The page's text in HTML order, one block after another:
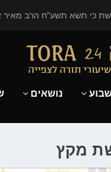
כי תשא תשע"ח הרב מאיר
נושאים
מקץ